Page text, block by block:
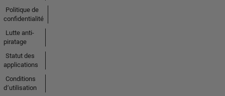
Politique de
confidentialité
Lutte anti-
piratage
Statut des
applications
Conditions
d՚utilisation